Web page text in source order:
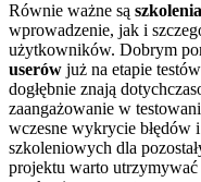
Równie ważne są szkolenia
wprowadzenie, jak i
użytkowników. Dobrym
userów już na etapie
dogłębnie znają
zaangażowanie w
wczesne wykrycie błędów
szkoleniowych dla
projektu warto utrzymywać